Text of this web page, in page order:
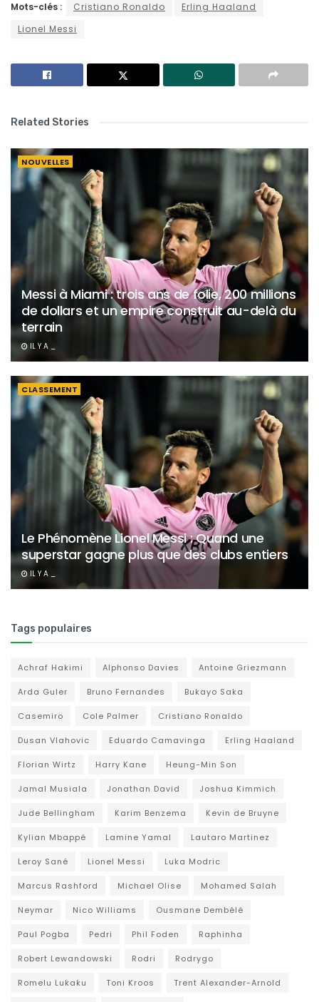
Mots-clés : Cristiano Ronaldo
Erling Haaland
Lionel Messi
Related Stories
NOUVELLES
Messi à Miami : trois ans de folie, 200 millions
de dollars et un empire construit au-delà du
terrain
IL Y A _
CLASSEMENT
Le Phénomène Lionel Messi : Quand une
superstar gagne plus que des clubs entiers
IL Y A _
Tags populaires
Achraf Hakimi Alphonso Davies Antoine Griezmann
Arda Guler Bruno Fernandes Bukayo Saka
Casemiro Cole Palmer Cristiano Ronaldo
Dusan Vlahovic Eduardo Camavinga Erling Haaland
Florian Wirtz Harry Kane Heung-Min Son
Jamal Musiala Jonathan David Joshua Kimmich
Jude Bellingham Karim Benzema Kevin de Bruyne
Kylian Mbappé Lamine Yamal Lautaro Martinez
Leroy Sané Lionel Messi Luka Modric
Marcus Rashford Michael Olise Mohamed Salah
Neymar Nico Williams Ousmane Dembélé
Paul Pogba Pedri Phil Foden Raphinha
Robert Lewandowski Rodri Rodrygo
Romelu Lukaku Toni Kroos Trent Alexander-Arnold